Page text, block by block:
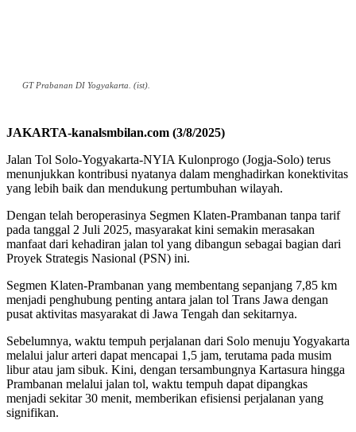
GT Prabanan DI Yogyakarta. (ist).
JAKARTA-kanalsmbilan.com (3/8/2025)
Jalan Tol Solo-Yogyakarta-NYIA Kulonprogo (Jogja-Solo) terus
menunjukkan kontribusi nyatanya dalam menghadirkan konektivitas
yang lebih baik dan mendukung pertumbuhan wilayah.
Dengan telah beroperasinya Segmen Klaten-Prambanan tanpa tarif
pada tanggal 2 Juli 2025, masyarakat kini semakin merasakan
manfaat dari kehadiran jalan tol yang dibangun sebagai bagian dari
Proyek Strategis Nasional (PSN) ini.
Segmen Klaten-Prambanan yang membentang sepanjang 7,85 km
menjadi penghubung penting antara jalan tol Trans Jawa dengan
pusat aktivitas masyarakat di Jawa Tengah dan sekitarnya.
Sebelumnya, waktu tempuh perjalanan dari Solo menuju Yogyakarta
melalui jalur arteri dapat mencapai 1,5 jam, terutama pada musim
libur atau jam sibuk. Kini, dengan tersambungnya Kartasura hingga
Prambanan melalui jalan tol, waktu tempuh dapat dipangkas
menjadi sekitar 30 menit, memberikan efisiensi perjalanan yang
signifikan.